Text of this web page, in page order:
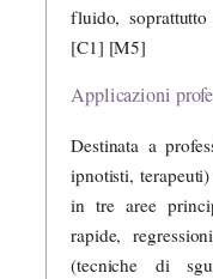
fluido,
[C1] [M5]
Applicazioni
Destinata a
ipnotisti,
in tre aree
rapide,
(tecniche di